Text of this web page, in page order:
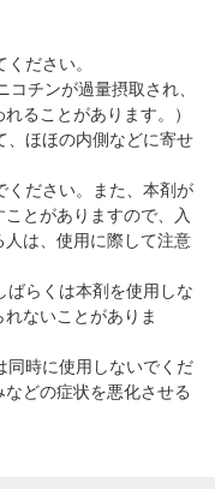
ださい。
チンが過量摂取され、
ることがあります。）
ほほの内側などに寄せ
ださい。また、本剤が
とがありますので、入
は、使用に際して注意
らくは本剤を使用しな
ないことがありま
時に使用しないでくだ
どの症状を悪化させる